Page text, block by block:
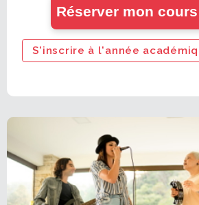
Réserver mon cours
S'inscrire à l'année